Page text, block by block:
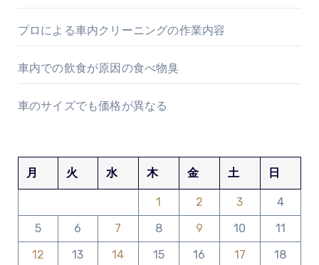
プロによる車内クリーニングの作業内容
車内での飲食が原因の食べ物臭
車のサイズでも価格が異なる
月 火 水 木 金 土 日
1 2 3
4
5
6 7 8 9 10
11
12
13 14 15 16 17
18